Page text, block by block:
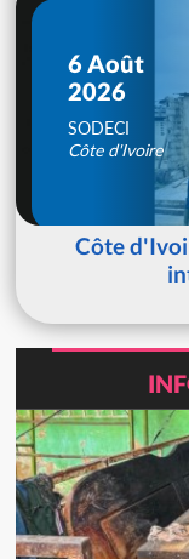
6 Août
2026
SODECI
Côte d'Ivoire
Côte